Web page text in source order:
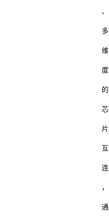
、
多
维
度
的
芯
片
互
连
，
通